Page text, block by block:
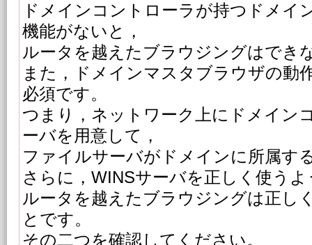
ドメインコントローラが持つドメイ
機能がないと，
ルータを越えたブラウジングはでき
また，ドメインマスタブラウザの動
必須です。
つまり，ネットワーク上にドメイン
ーバを用意して，
ファイルサーバがドメインに所属す
さらに，WINSサーバを正しく使う
ルータを越えたブラウジングは正し
とです。
その二つを確認してください。